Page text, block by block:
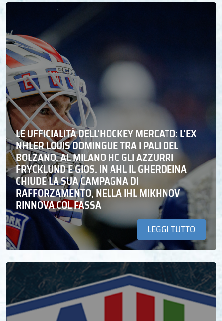
LE UFFICIALITÀ DELL’HOCKEY MERCATO: L’EX
NHLER LOUIS DOMINGUE TRA I PALI DEL
BOLZANO. AL MILANO HC GLI AZZURRI
FRYCKLUND E GIOS. IN AHL IL GHERDEINA
CHIUDE LA SUA CAMPAGNA DI
RAFFORZAMENTO, NELLA IHL MIKHNOV
RINNOVA COL FASSA
LEGGI TUTTO